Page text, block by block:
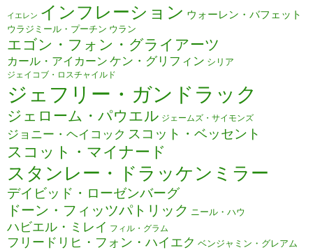
イエレン インフレーション ウォーレン・バフェット
ウラジミール・プーチン ウラン
エゴン・フォン・グライアーツ
カール・アイカーン ケン・グリフィン シリア
ジェイコブ・ロスチャイルド
ジェフリー・ガンドラック
ジェローム・パウエル ジェームズ・サイモンズ
ジョニー・ヘイコック スコット・ベッセント
スコット・マイナード
スタンレー・ドラッケンミラー
デイビッド・ローゼンバーグ
ドーン・フィッツパトリック ニール・ハウ
ハビエル・ミレイ フィル・グラム
フリードリヒ・フォン・ハイエク ベンジャミン・グレアム